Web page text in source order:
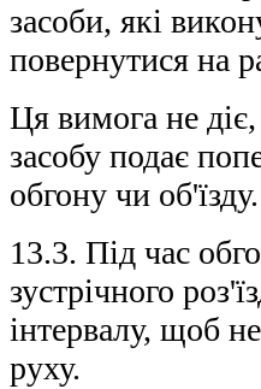
засоби, які
повернутися на
Ця вимога не
засобу подає
обгону чи об'їзду.
13.3. Під час
зустрічного
інтервалу, щоб
руху.